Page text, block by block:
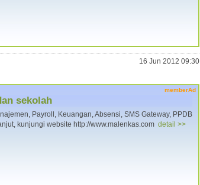
16 Jun 2012 09:30
memberAd
sekolah
Payroll, Keuangan, Absensi, SMS Gateway, PPDB
kunjungi website http://www.malenkas.com detail >>